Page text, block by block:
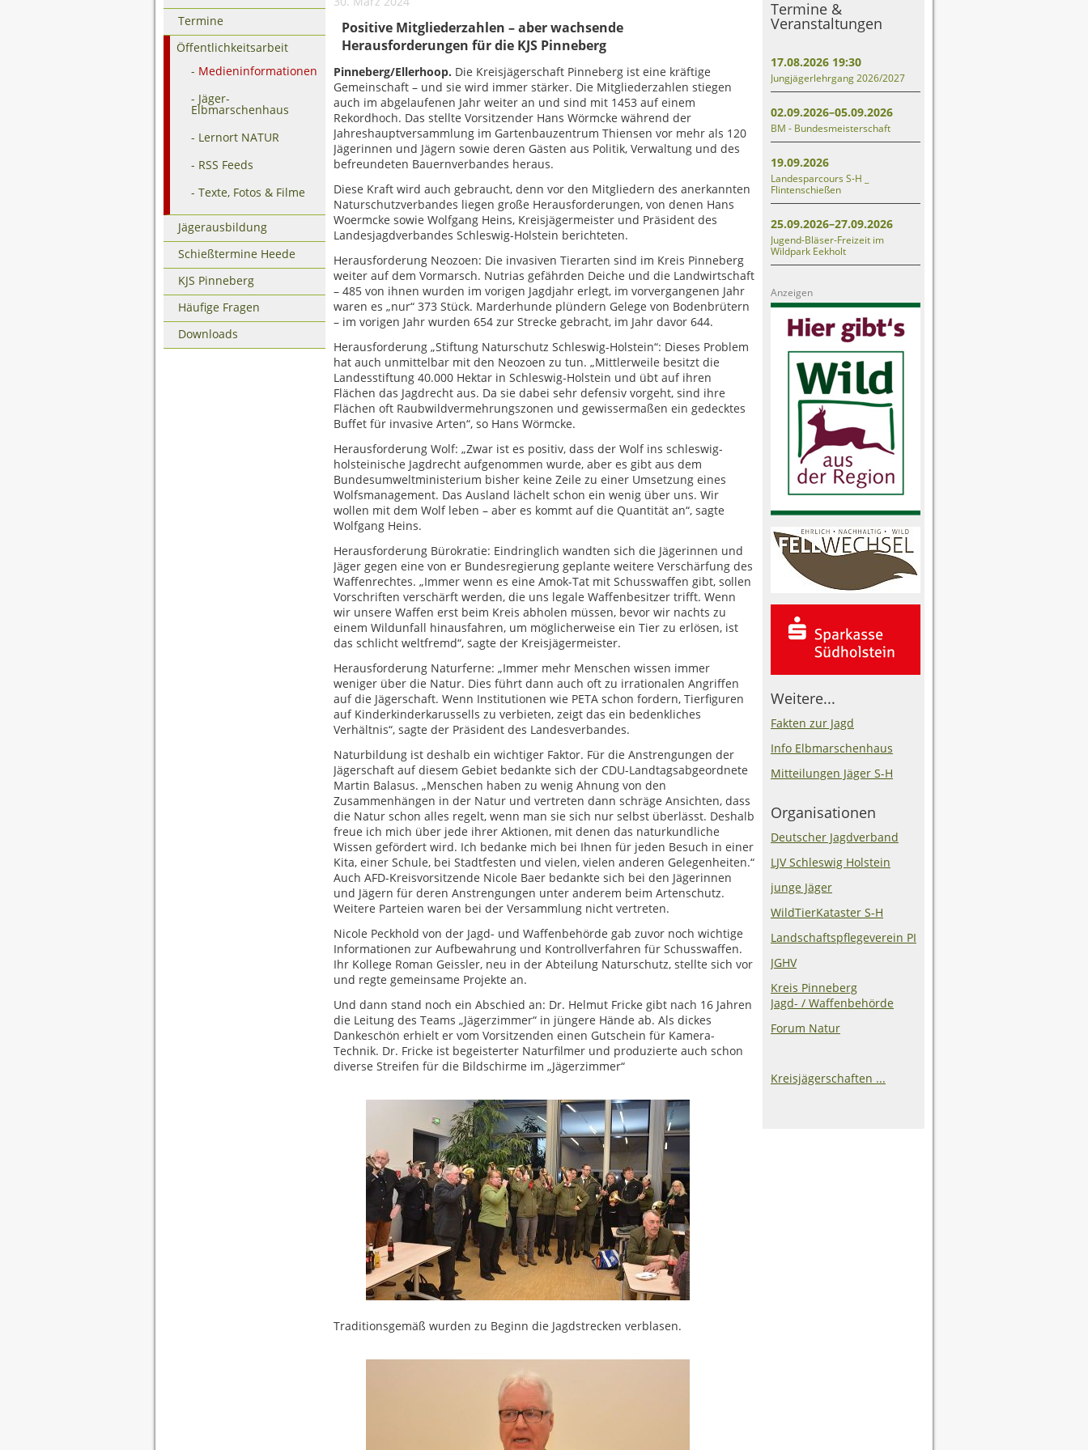
Positive Mitgliederzahlen – aber wachsende
Herausforderungen für die KJS Pinneberg
Pinneberg/Ellerhoop. Die Kreisjägerschaft Pinneberg ist eine kräftige
Gemeinschaft – und sie wird immer stärker. Die Mitgliederzahlen stiegen
auch im abgelaufenen Jahr weiter an und sind mit 1453 auf einem
Rekordhoch. Das stellte Vorsitzender Hans Wörmcke während der
Jahreshauptversammlung im Gartenbauzentrum Thiensen vor mehr als 120
Jägerinnen und Jägern sowie deren Gästen aus Politik, Verwaltung und des
befreundeten Bauernverbandes heraus.
Diese Kraft wird auch gebraucht, denn vor den Mitgliedern des anerkannten
Naturschutzverbandes liegen große Herausforderungen, von denen Hans
Woermcke sowie Wolfgang Heins, Kreisjägermeister und Präsident des
Landesjagdverbandes Schleswig-Holstein berichteten.
Herausforderung Neozoen: Die invasiven Tierarten sind im Kreis Pinneberg
weiter auf dem Vormarsch. Nutrias gefährden Deiche und die Landwirtschaft
– 485 von ihnen wurden im vorigen Jagdjahr erlegt, im vorvergangenen Jahr
waren es „nur“ 373 Stück. Marderhunde plündern Gelege von Bodenbrütern
– im vorigen Jahr wurden 654 zur Strecke gebracht, im Jahr davor 644.
Herausforderung „Stiftung Naturschutz Schleswig-Holstein“: Dieses Problem
hat auch unmittelbar mit den Neozoen zu tun. „Mittlerweile besitzt die
Landesstiftung 40.000 Hektar in Schleswig-Holstein und übt auf ihren
Flächen das Jagdrecht aus. Da sie dabei sehr defensiv vorgeht, sind ihre
Flächen oft Raubwildvermehrungszonen und gewissermaßen ein gedecktes
Buffet für invasive Arten“, so Hans Wörmcke.
Herausforderung Wolf: „Zwar ist es positiv, dass der Wolf ins schleswig-
holsteinische Jagdrecht aufgenommen wurde, aber es gibt aus dem
Bundesumweltministerium bisher keine Zeile zu einer Umsetzung eines
Wolfsmanagement. Das Ausland lächelt schon ein wenig über uns. Wir
wollen mit dem Wolf leben – aber es kommt auf die Quantität an“, sagte
Wolfgang Heins.
Herausforderung Bürokratie: Eindringlich wandten sich die Jägerinnen und
Jäger gegen eine von er Bundesregierung geplante weitere Verschärfung des
Waffenrechtes. „Immer wenn es eine Amok-Tat mit Schusswaffen gibt, sollen
Vorschriften verschärft werden, die uns legale Waffenbesitzer trifft. Wenn
wir unsere Waffen erst beim Kreis abholen müssen, bevor wir nachts zu
einem Wildunfall hinausfahren, um möglicherweise ein Tier zu erlösen, ist
das schlicht weltfremd“, sagte der Kreisjägermeister.
Herausforderung Naturferne: „Immer mehr Menschen wissen immer
weniger über die Natur. Dies führt dann auch oft zu irrationalen Angriffen
auf die Jägerschaft. Wenn Institutionen wie PETA schon fordern, Tierfiguren
auf Kinderkinderkarussells zu verbieten, zeigt das ein bedenkliches
Verhältnis“, sagte der Präsident des Landesverbandes.
Naturbildung ist deshalb ein wichtiger Faktor. Für die Anstrengungen der
Jägerschaft auf diesem Gebiet bedankte sich der CDU-Landtagsabgeordnete
Martin Balasus. „Menschen haben zu wenig Ahnung von den
Zusammenhängen in der Natur und vertreten dann schräge Ansichten, dass
die Natur schon alles regelt, wenn man sie sich nur selbst überlässt. Deshalb
freue ich mich über jede ihrer Aktionen, mit denen das naturkundliche
Wissen gefördert wird. Ich bedanke mich bei Ihnen für jeden Besuch in einer
Kita, einer Schule, bei Stadtfesten und vielen, vielen anderen Gelegenheiten.“
Auch AFD-Kreisvorsitzende Nicole Baer bedankte sich bei den Jägerinnen
und Jägern für deren Anstrengungen unter anderem beim Artenschutz.
Weitere Parteien waren bei der Versammlung nicht vertreten.
Nicole Peckhold von der Jagd- und Waffenbehörde gab zuvor noch wichtige
Informationen zur Aufbewahrung und Kontrollverfahren für Schusswaffen.
Ihr Kollege Roman Geissler, neu in der Abteilung Naturschutz, stellte sich vor
und regte gemeinsame Projekte an.
Und dann stand noch ein Abschied an: Dr. Helmut Fricke gibt nach 16 Jahren
die Leitung des Teams „Jägerzimmer“ in jüngere Hände ab. Als dickes
Dankeschön erhielt er vom Vorsitzenden einen Gutschein für Kamera-
Technik. Dr. Fricke ist begeisterter Naturfilmer und produzierte auch schon
diverse Streifen für die Bildschirme im „Jägerzimmer“
Traditionsgemäß wurden zu Beginn die Jagdstrecken verblasen.
Termine
Öffentlichkeitsarbeit
Medieninformationen
Jäger-
Elbmarschenhaus
Lernort NATUR
RSS Feeds
Texte, Fotos & Filme
Jägerausbildung
Schießtermine Heede
KJS Pinneberg
Häufige Fragen
Downloads
Termine &
Veranstaltungen
17.08.2026 19:30
Jungjägerlehrgang 2026/2027
02.09.2026–05.09.2026
BM - Bundesmeisterschaft
19.09.2026
Landesparcours S-H _
Flintenschießen
25.09.2026–27.09.2026
Jugend-Bläser-Freizeit im
Wildpark Eekholt
Anzeigen
Weitere...
Fakten zur Jagd
Info Elbmarschenhaus
Mitteilungen Jäger S-H
Organisationen
Deutscher Jagdverband
LJV Schleswig Holstein
junge Jäger
WildTierKataster S-H
Landschaftspflegeverein PI
JGHV
Kreis Pinneberg
Jagd- / Waffenbehörde
Forum Natur
Kreisjägerschaften ...